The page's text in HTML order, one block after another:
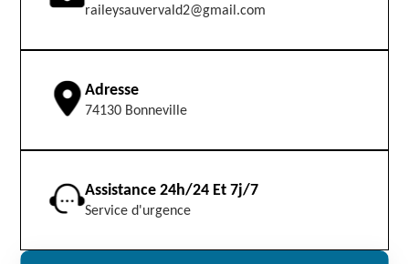
raileysauvervald2@gmail.com
Adresse
74130 Bonneville
Assistance 24h/24 Et 7j/7
Service d'urgence